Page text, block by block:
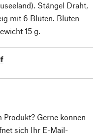
Stängel Draht,
mit 6 Blüten. Blüten
15 g.
Produkt? Gerne können
sich Ihr E-Mail-